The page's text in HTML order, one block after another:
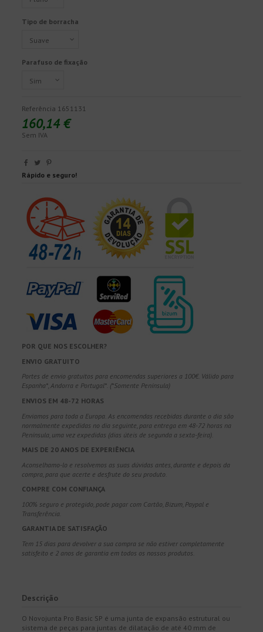
Tipo de borracha
Parafuso de fixação
Referência 1651131
160,14 €
Sem IVA
Rápido e seguro!
POR QUE NOS ESCOLHER?
ENVIO GRATUITO
Portes de envio gratuitos para encomendas superiores a 100€. Válido para
Espanha*, Andorra e Portugal*. (*Somente Península)
ENVIOS EM 48-72 HORAS
Enviamos para toda a Europa. As encomendas recebidas durante o dia são
normalmente expedidas no dia seguinte, para entrega em 48-72 horas na
Península, uma vez expedidas (dias úteis de segunda a sexta-feira).
MAIS DE 20 ANOS DE EXPERIÊNCIA
Aconselhamo-lo e resolvemos as suas dúvidas antes, durante e depois da
compra, para que acerte e desfrute do seu produto.
COMPRE COM CONFIANÇA
100% seguro e protegido, pode pagar com Cartão, Bizum, Paypal e
Transferência.
GARANTIA DE SATISFAÇÃO
Tem 15 dias para devolver a sua compra se não estiver completamente
satisfeito e 2 anos de garantia em todos os nossos produtos.
Descrição
O Novojunta Pro Basic SP é uma junta de expansão estrutural ou
sistema de peças para juntas de dilatação de até 40 mm de